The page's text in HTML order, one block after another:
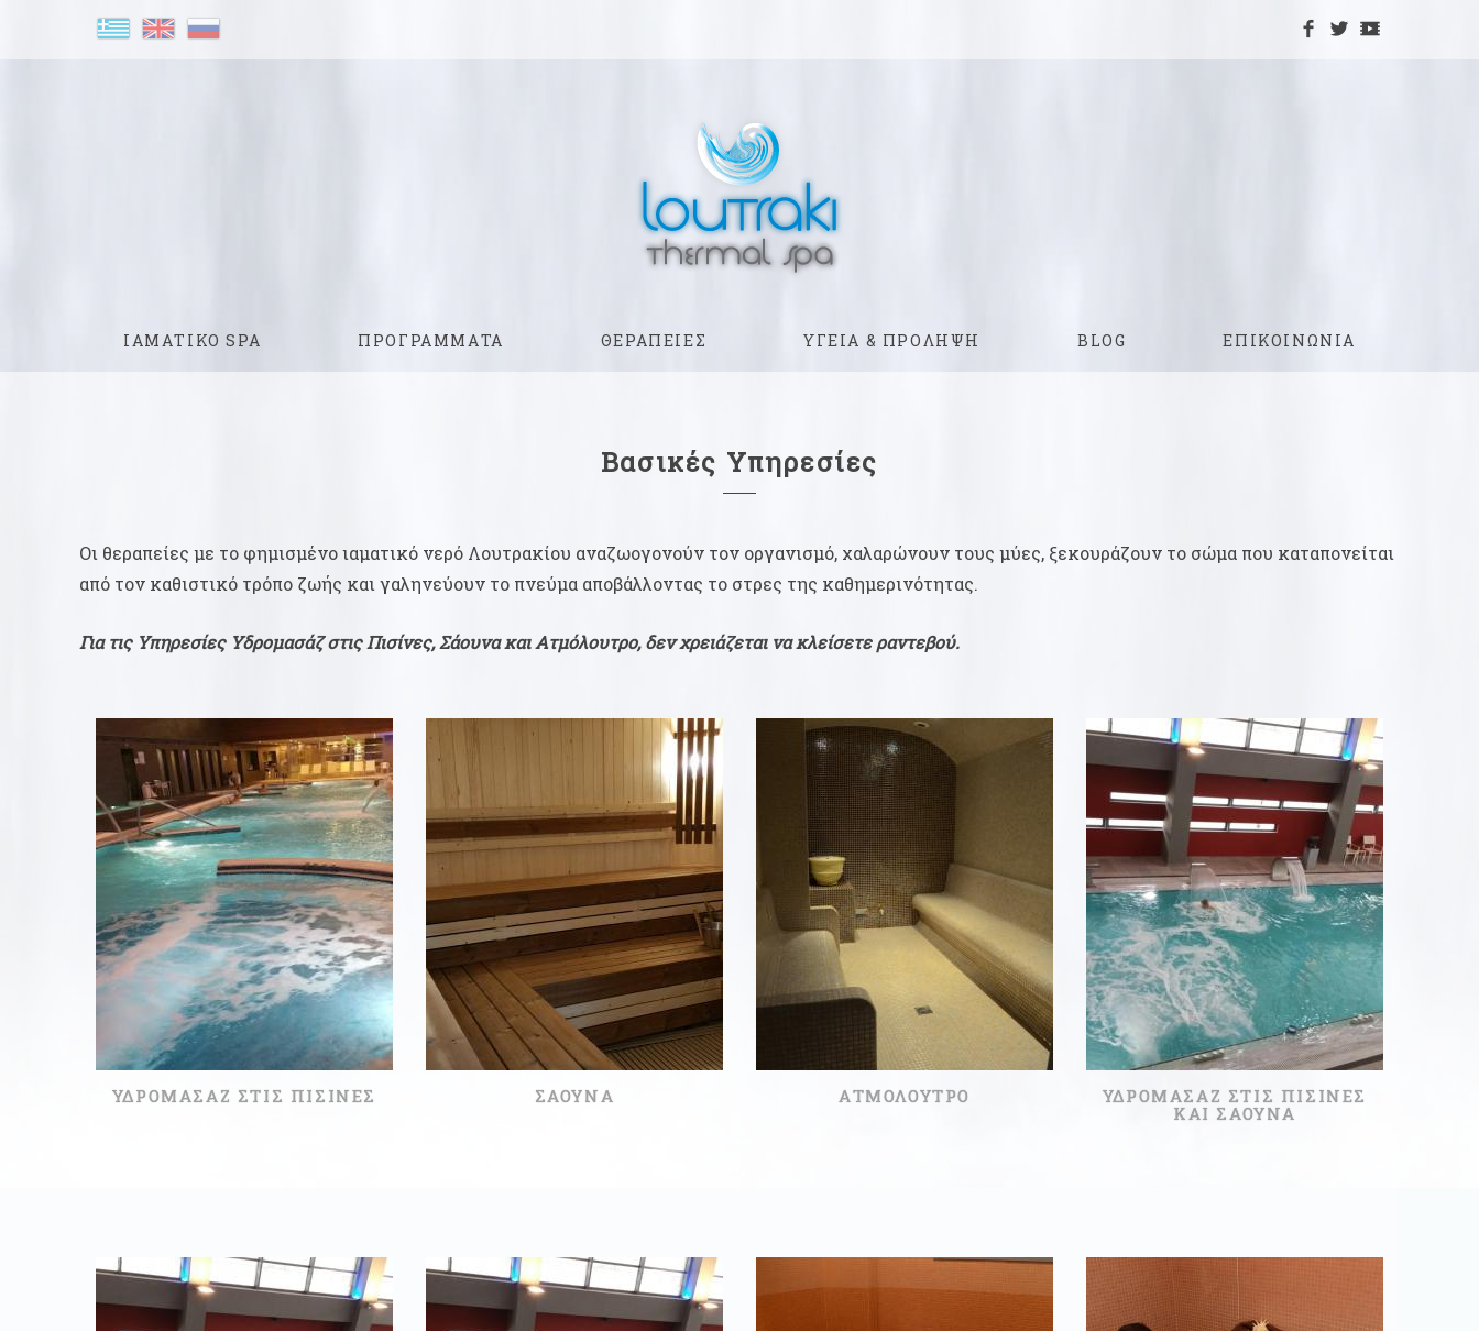
ΙΑΜΑΤΙΚΟ SPA ΠΡΟΓΡΑΜΜΑΤΑ ΘΕΡΑΠΕΙΕΣ ΥΓΕΙΑ & ΠΡΟΛΗΨΗ BLOG ΕΠΙΚΟΙΝΩΝΙΑ
Βασικές Υπηρεσίες
Οι θεραπείες με το φημισμένο ιαματικό νερό Λουτρακίου αναζωογονούν τον οργανισμό, χαλαρώνουν τους μύες, ξεκουράζουν το σώμα που καταπονείται
από τον καθιστικό τρόπο ζωής και γαληνεύουν το πνεύμα αποβάλλοντας το στρες της καθημερινότητας.
Για τις Υπηρεσίες Υδρομασάζ στις Πισίνες, Σάουνα και Ατμόλουτρο, δεν χρειάζεται να κλείσετε ραντεβού.
20ΛΕΠΤΆ
13,00 €
ΔΙΑΒΑΣΤΕ ΠΕΡΙΣΣΟΤΕΡΑ
ΥΔΡΟΜΑΣΑΖ ΣΤΙΣ ΠΙΣΙΝΕΣ
30ΛΕΠΤΆ
13,00 €
ΔΙΑΒΑΣΤΕ ΠΕΡΙΣΣΟΤΕΡΑ
ΣΑΟΥΝΑ
30ΛΕΠΤΆ
13,00 €
ΔΙΑΒΑΣΤΕ ΠΕΡΙΣΣΟΤΕΡΑ
ΑΤΜΟΛΟΥΤΡΟ
60ΛΕΠΤΆ
20,00 €
ΔΙΑΒΑΣΤΕ ΠΕΡΙΣΣΟΤΕΡΑ
ΥΔΡΟΜΑΣΑΖ ΣΤΙΣ ΠΙΣΙΝΕΣ
ΚΑΙ ΣΑΟΥΝΑ